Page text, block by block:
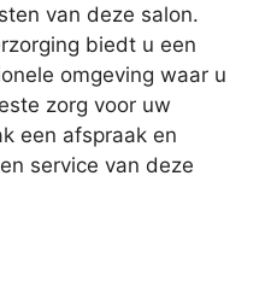
van deze salon.
biedt u een
omgeving waar u
zorg voor uw
een afspraak en
service van deze